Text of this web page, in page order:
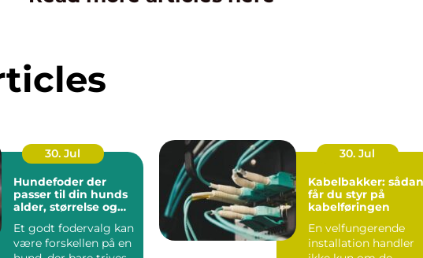
30. Jul
Hundefoder der
passer til din hunds
alder, størrelse og
Et godt fodervalg kan
være forskellen på en
30. Jul
Kabelbakker: sådan
får du styr på
kabelføringen
En velfungerende
installation handler